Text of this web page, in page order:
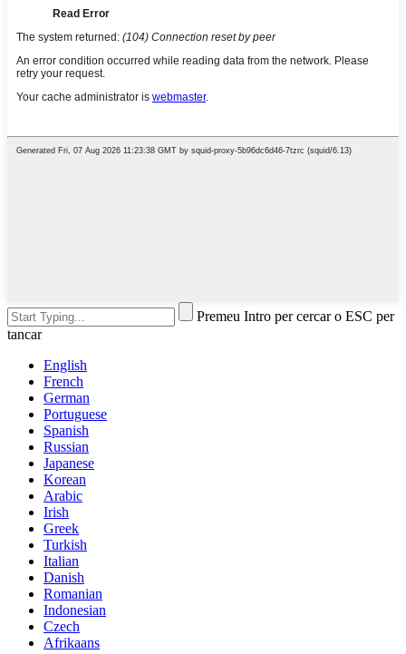
Premeu Intro per cercar o ESC per
tancar
English
French
German
Portuguese
Spanish
Russian
Japanese
Korean
Arabic
Irish
Greek
Turkish
Italian
Danish
Romanian
Indonesian
Czech
Afrikaans